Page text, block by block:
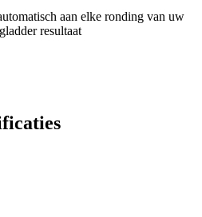
aan elke ronding van uw
resultaat